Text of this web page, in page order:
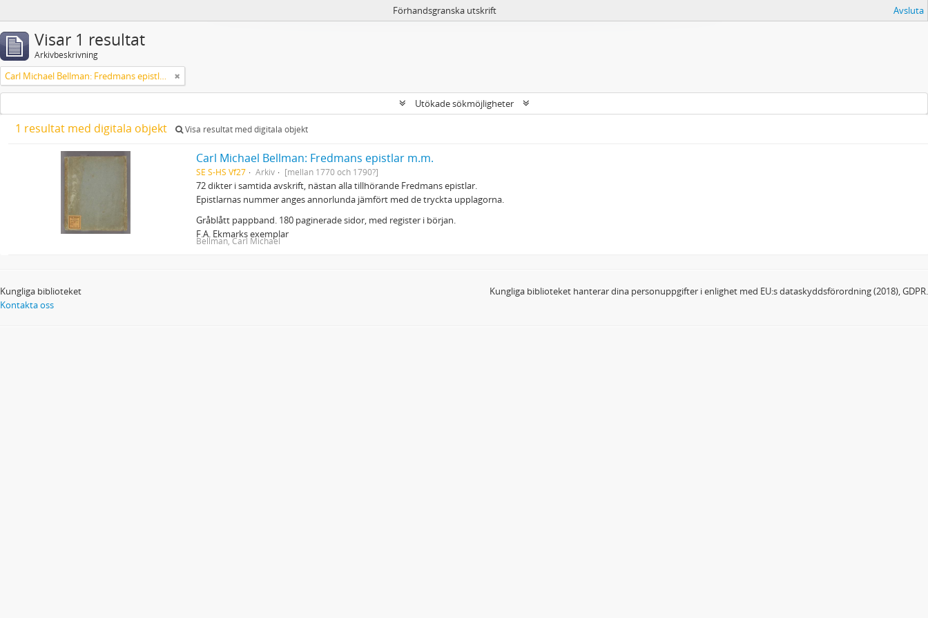
Förhandsgranska utskrift Avsluta
Visar 1 resultat
Arkivbeskrivning
Carl Michael Bellman: Fredmans epistlar m.m.
Utökade sökmöjligheter
1 resultat med digitala objekt Visa resultat med digitala objekt
Carl Michael Bellman: Fredmans epistlar m.m.
SE S-HS Vf27 Arkiv [mellan 1770 och 1790?]
72 dikter i samtida avskrift, nästan alla tillhörande Fredmans epistlar.
Epistlarnas nummer anges annorlunda jämfört med de tryckta upplagorna.
Gråblått pappband. 180 paginerade sidor, med register i början.
F.A. Ekmarks exemplar
Bellman, Carl Michael
Kungliga biblioteket
Kontakta oss
Kungliga biblioteket hanterar dina personuppgifter i enlighet med EU:s dataskyddsförordning (2018), GDPR.